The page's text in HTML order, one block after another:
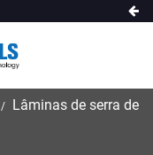
Lâminas de serra de